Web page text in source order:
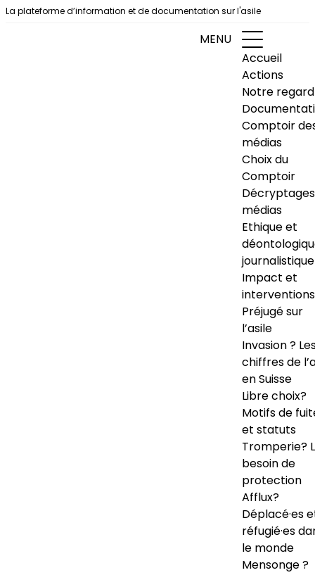
Aller au contenu
La plateforme d’information et de documentation sur l'asile
MENU
Accueil
Actions
Notre regard
Comptoir
médias
Choix du
Comptoir
Décryptages
médias
Ethique et
journalistique
Impact et
interventions
Préjugé sur
l’asile
Invasion ?
chiffres de
en Suisse
Libre choix?
Motifs de
et statuts
Tromperie?
besoin de
protection
Afflux?
Déplacé·es
réfugié·es
le monde
Mensonge ?